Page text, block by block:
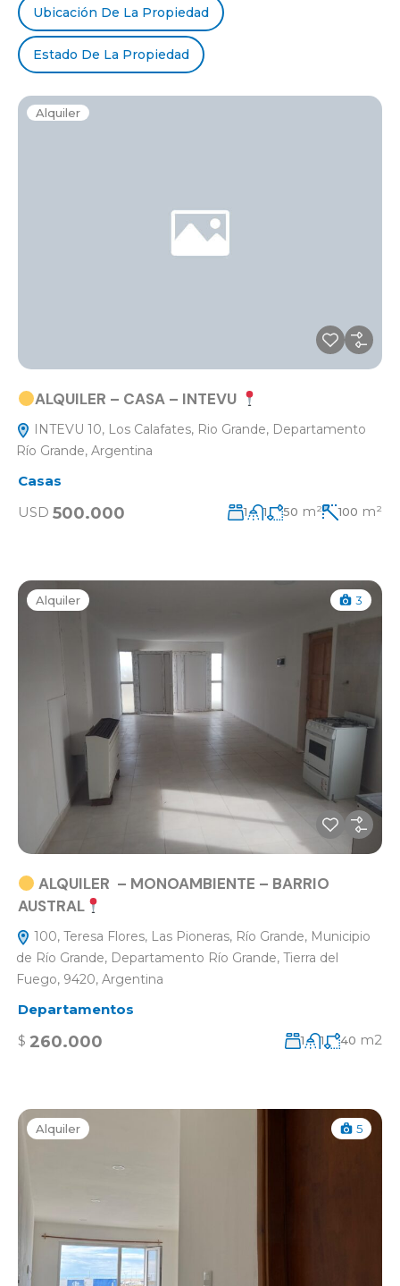
Ubicación De La Propiedad
Estado De La Propiedad
Alquiler
ALQUILER – CASA – INTEVU
INTEVU 10, Los Calafates, Rio Grande, Departamento
Río Grande, Argentina
Casas
USD 500.000 1 1 50 m² 100 m²
Alquiler 3
ALQUILER – MONOAMBIENTE – BARRIO
AUSTRAL
100, Teresa Flores, Las Pioneras, Río Grande, Municipio
de Río Grande, Departamento Río Grande, Tierra del
Fuego, 9420, Argentina
Departamentos
$ 260.000 1 1 40 m2
Alquiler 5